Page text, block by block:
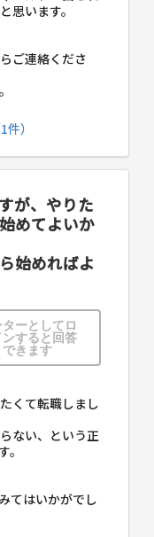
思います。
ご連絡くださ
）
が、やりた
めてよいか
始めればよ
ターとしてロ
ンすると回答
できます
くて転職しまし
ない、という正
てはいかがでし